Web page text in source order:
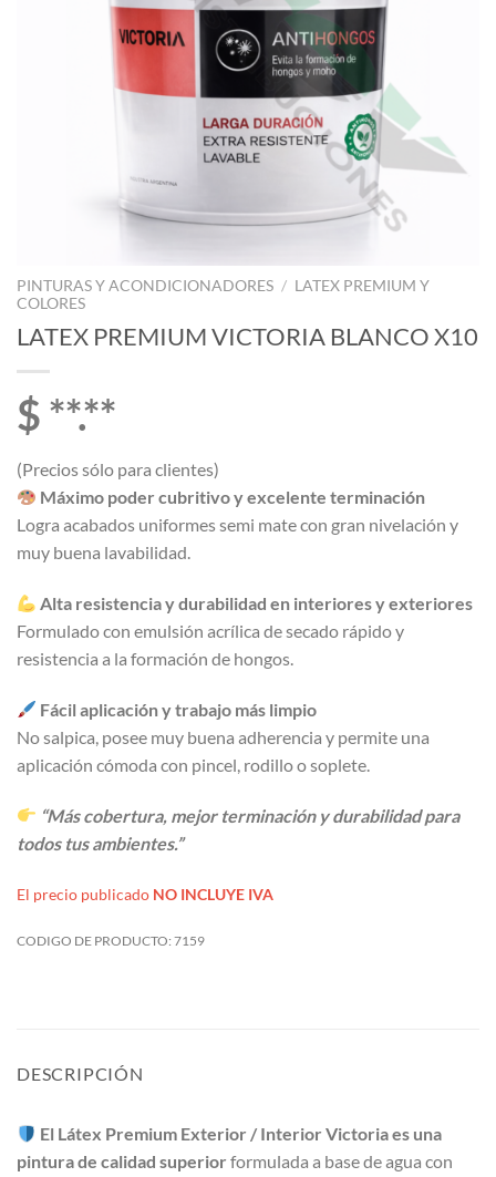
PINTURAS Y ACONDICIONADORES / LATEX PREMIUM Y
COLORES
LATEX PREMIUM VICTORIA BLANCO X10
$ **.**
(Precios sólo para clientes)
Máximo poder cubritivo y excelente terminación
Logra acabados uniformes semi mate con gran nivelación y
muy buena lavabilidad.
Alta resistencia y durabilidad en interiores y exteriores
Formulado con emulsión acrílica de secado rápido y
resistencia a la formación de hongos.
Fácil aplicación y trabajo más limpio
No salpica, posee muy buena adherencia y permite una
aplicación cómoda con pincel, rodillo o soplete.
“Más cobertura, mejor terminación y durabilidad para
todos tus ambientes.”
El precio publicado NO INCLUYE IVA
CODIGO DE PRODUCTO: 7159
DESCRIPCIÓN
El Látex Premium Exterior / Interior Victoria es una
pintura de calidad superior formulada a base de agua con